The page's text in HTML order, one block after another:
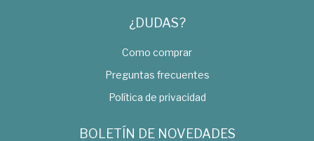
¿DUDAS?
Como comprar
Preguntas frecuentes
Política de privacidad
BOLETÍN DE NOVEDADES